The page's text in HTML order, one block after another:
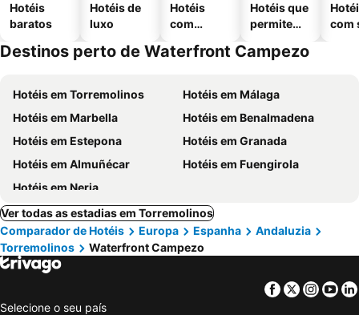
Hotéis
baratos
Hotéis de
luxo
Hotéis
com
Hotéis que
permitem
com
Destinos perto de Waterfront Campezo
Hotéis em Torremolinos
Hotéis em Málaga
Hotéis em Marbella
Hotéis em Benalmadena
Hotéis em Estepona
Hotéis em Granada
Hotéis em Almuñécar
Hotéis em Fuengirola
Hotéis em Nerja
Ver todas as estadias em Torremolinos
Comparador de Hotéis
Europa Espanha
Andaluzia
Torremolinos
Waterfront Campezo
Facebook
Twitter
Selecione o seu país